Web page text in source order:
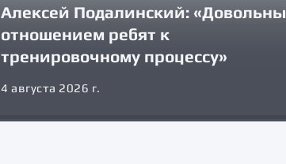
Алексей Подалинский: «Довольны
отношением ребят к
тренировочному процессу»
4 августа 2026 г.